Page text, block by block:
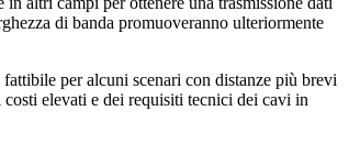
di banda promuoveranno ulteriormente
per alcuni scenari con distanze più brevi
elevati e dei requisiti tecnici dei cavi in